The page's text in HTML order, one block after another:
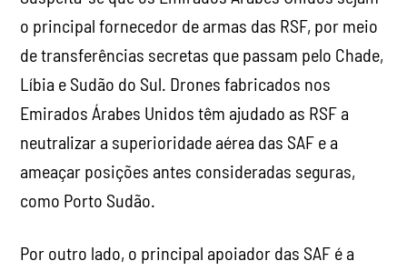
o principal fornecedor de armas das RSF, por meio
de transferências secretas que passam pelo Chade,
Líbia e Sudão do Sul. Drones fabricados nos
Emirados Árabes Unidos têm ajudado as RSF a
neutralizar a superioridade aérea das SAF e a
ameaçar posições antes consideradas seguras,
como Porto Sudão.
Por outro lado, o principal apoiador das SAF é a